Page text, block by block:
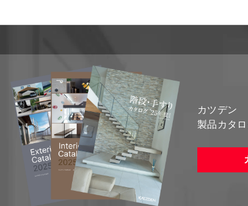
カツデン
製品カタ